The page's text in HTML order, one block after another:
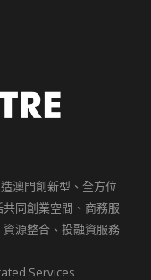
澳門創新型、全方位
同創業空間、商務服
源整合、投融資服務
Services